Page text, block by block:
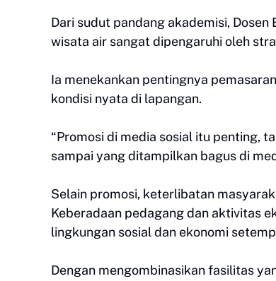
Dari sudut pandang akademisi,
wisata air sangat dipengaruhi oleh
Ia menekankan pentingnya
kondisi nyata di lapangan.
“Promosi di media sosial itu penting,
sampai yang ditampilkan bagus di
Selain promosi, keterlibatan
Keberadaan pedagang dan aktivitas
lingkungan sosial dan ekonomi
Dengan mengombinasikan fasilitas